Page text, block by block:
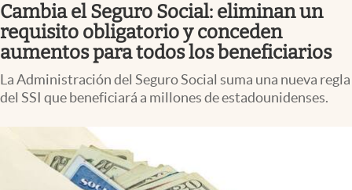
Espiritual
Streaming
PC y mobile
USA
Cambia el Seguro Social: eliminan un
requisito obligatorio y conceden
aumentos para todos los beneficiarios
La Administración del Seguro Social suma una nueva regla
del SSI que beneficiará a millones de estadounidenses.